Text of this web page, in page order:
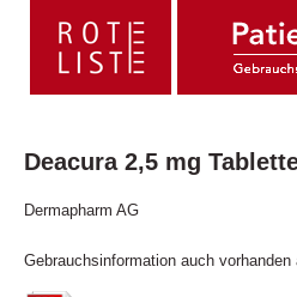
Deacura 2,5 mg
Dermapharm AG
Gebrauchsinformation auch vorhanden